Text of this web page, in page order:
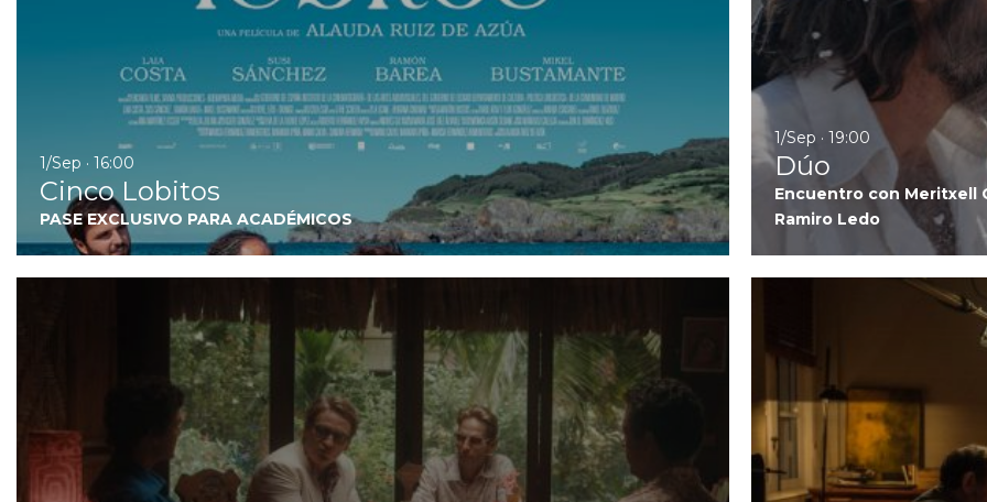
1/Sep · 16:00
Cinco Lobitos
PASE EXCLUSIVO PARA ACADÉMICOS
1/Sep · 19:00
Dúo
Encuentro con Meritxell
Ramiro Ledo
Ir a EN BARCELONA: